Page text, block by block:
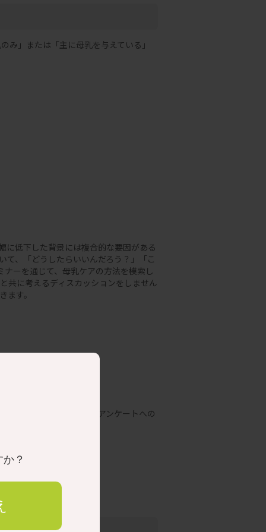
」または「主に母乳を与えている」
に低下した背景には複合的な要因がある
て、「どうしたらいいんだろう？」「こ
ーを通じて、母乳ケアの方法を模索し
共に考えるディスカッションをしません
す。
のご一読および簡単なアンケートへの
？